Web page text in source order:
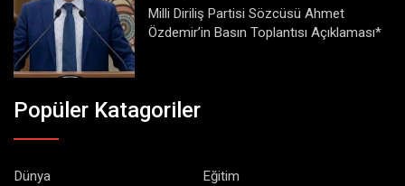
Milli Diriliş Partisi Sözcüsü Ahmet
Özdemir’in Basın Toplantısı Açıklaması*
Popüler Katagoriler
Dünya
Eğitim